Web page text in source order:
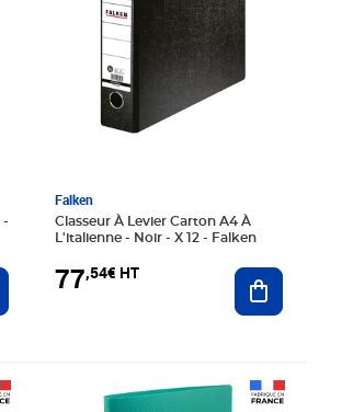
-
au panier
Falken
Classeur À Levier Carton A4 À
L'italienne - Noir - X 12 - Falken
77,54€ HT Ajouter
Prix 47,86€ HT